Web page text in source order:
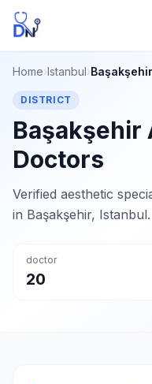
Home›Istanbul›Başakşehir
DISTRICT
Başakşehir
Doctors
Verified aesthetic
in Başakşehir, Istanbul.
doctor
20